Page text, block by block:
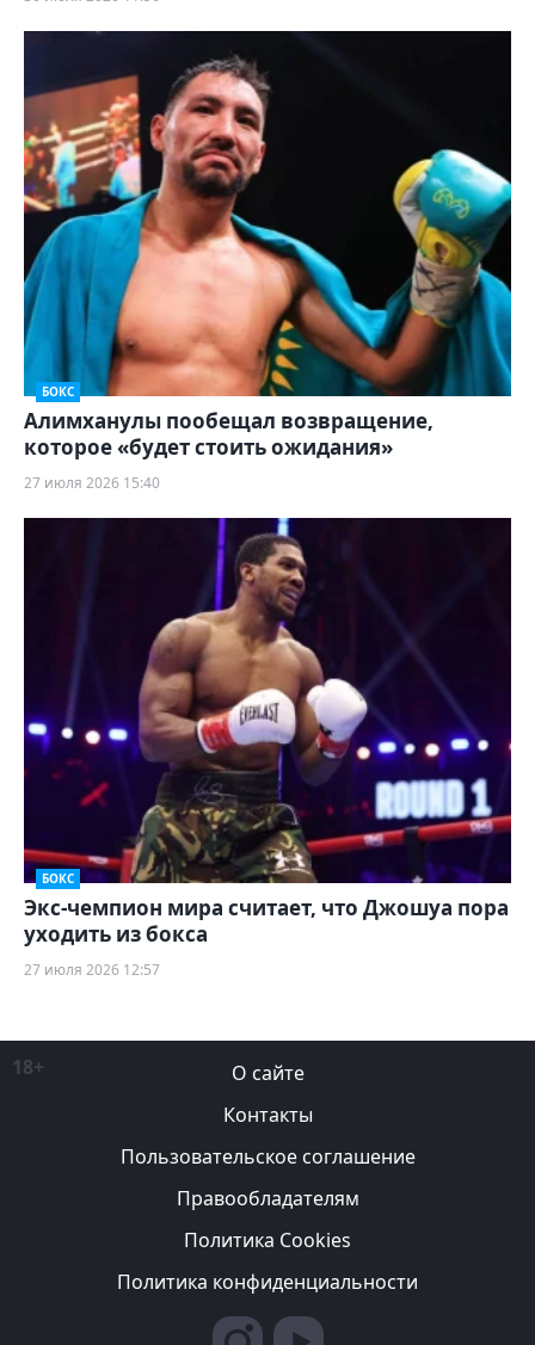
БОКС
Алимханулы пообещал возвращение,
которое «будет стоить ожидания»
27 июля 2026 15:40
БОКС
Экс-чемпион мира считает, что Джошуа пора
уходить из бокса
27 июля 2026 12:57
18+
О сайте
Контакты
Пользовательское соглашение
Правообладателям
Политика Cookies
Политика конфиденциальности